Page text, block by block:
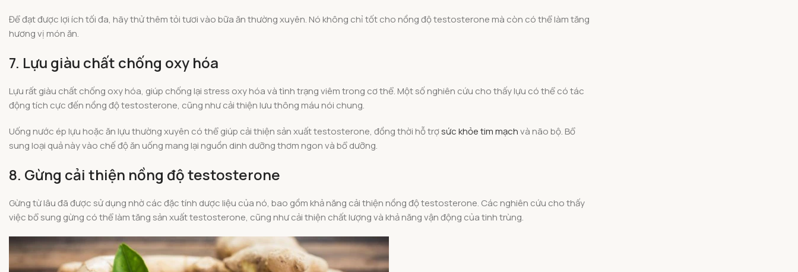
Để đạt được lợi ích tối đa, hãy thử thêm tỏi tươi vào bữa ăn thường xuyên. Nó không chỉ tốt cho nồng độ testosterone mà còn có thể làm tăng
hương vị món ăn.
7. Lựu giàu chất chống oxy hóa
Lựu rất giàu chất chống oxy hóa, giúp chống lại stress oxy hóa và tình trạng viêm trong cơ thể. Một số nghiên cứu cho thấy lựu có thể có tác
động tích cực đến nồng độ testosterone, cũng như cải thiện lưu thông máu nói chung.
Uống nước ép lựu hoặc ăn lựu thường xuyên có thể giúp cải thiện sản xuất testosterone, đồng thời hỗ trợsức khỏe tim mạchvà não bộ. Bổ
sung loại quả này vào chế độ ăn uống mang lại nguồn dinh dưỡng thơm ngon và bổ dưỡng.
8. Gừng cải thiện nồng độ testosterone
Gừng từ lâu đã được sử dụng nhờ các đặc tính dược liệu của nó, bao gồm khả năng cải thiện nồng độ testosterone. Các nghiên cứu cho thấy
việc bổ sung gừng có thể làm tăng sản xuất testosterone, cũng như cải thiện chất lượng và khả năng vận động của tinh trùng.